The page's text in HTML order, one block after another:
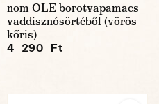
nom OLE borotvapamacs
vaddisznósörtéből (vörös
kőris)
4 290 Ft